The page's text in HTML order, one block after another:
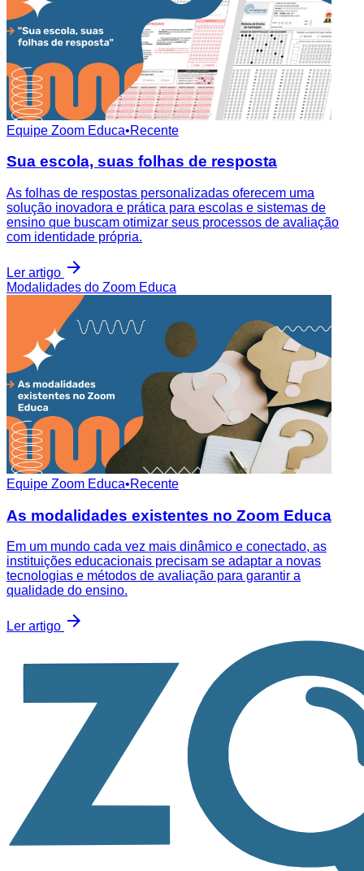
Equipe Zoom Educa•Recente
Sua escola, suas folhas de resposta
As folhas de respostas personalizadas oferecem uma
solução inovadora e prática para escolas e sistemas de
ensino que buscam otimizar seus processos de avaliação
com identidade própria.
Ler artigo
Modalidades do Zoom Educa
Equipe Zoom Educa•Recente
As modalidades existentes no Zoom Educa
Em um mundo cada vez mais dinâmico e conectado, as
instituições educacionais precisam se adaptar a novas
tecnologias e métodos de avaliação para garantir a
qualidade do ensino.
Ler artigo